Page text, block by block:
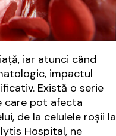
iar atunci când
impactul
Există o serie
care pot afecta
de la celulele roșii la
Hospital, ne